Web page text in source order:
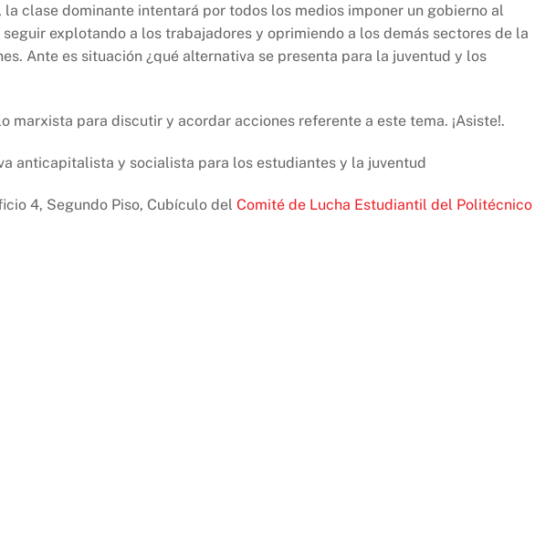
clase dominante intentará por todos los medios imponer un gobierno al
explotando a los trabajadores y oprimiendo a los demás sectores de la
Ante es situación ¿qué alternativa se presenta para la juventud y los
marxista para discutir y acordar acciones referente a este tema. ¡Asiste!.
anticapitalista y socialista para los estudiantes y la juventud
4, Segundo Piso, Cubículo del Comité de Lucha Estudiantil del Politécnico